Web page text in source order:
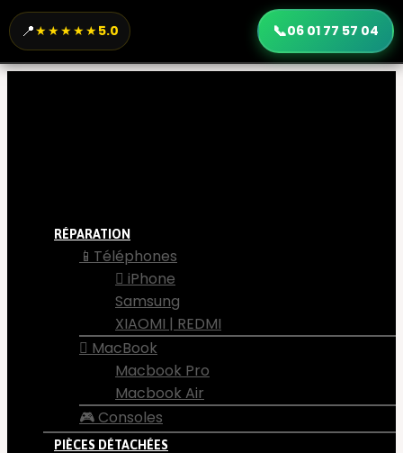
📍★★★★★5.0 📞06 01 77 57 04
RÉPARATION
📱Téléphones
 iPhone
Samsung
XIAOMI | REDMI
 MacBook
Macbook Pro
Macbook Air
🎮 Consoles
PIÈCES DÉTACHÉES